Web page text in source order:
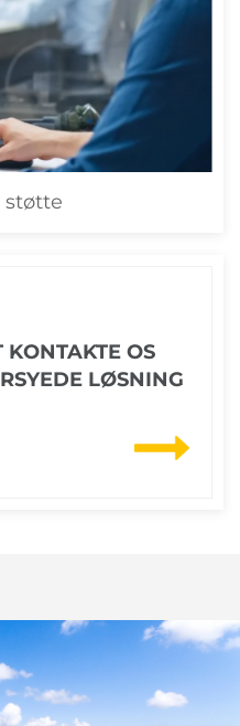
støtte
OS
LØSNING